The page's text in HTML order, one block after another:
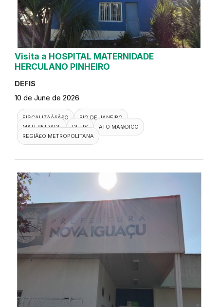
Visita a HOSPITAL MATERNIDADE
HERCULANO PINHEIRO
DEFIS
10 de June de 2026
FISCALIZAÃ§Ã£O
RIO DE JANEIRO
MATERNIDADE
DEFIS
ATO MÃ©DICO
REGIÃ£O METROPOLITANA